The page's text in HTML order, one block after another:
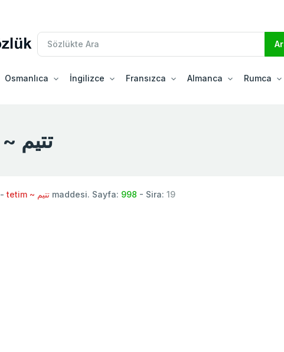
Osmanlıca İngilizce Fransızca Almanca Rumca
tetim ~ تتيم
- tetim ~ تتيم maddesi. Sayfa: 998 - Sira: 19